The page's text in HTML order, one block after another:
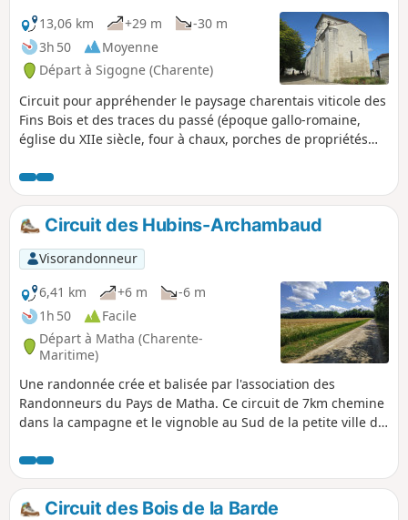
13,06 km
+29 m
-30 m
3h 50
Moyenne
Départ à Sigogne (Charente)
Circuit pour appréhender le paysage charentais viticole des
Fins Bois et des traces du passé (époque gallo-romaine,
église du XIIe siècle, four à chaux, porches de propriétés
Circuit des Hubins-Archambaud
Visorandonneur
6,41 km
+6 m
-6 m
1h 50
Facile
Départ à Matha (Charente-
Maritime)
Une randonnée crée et balisée par l'association des
Randonneurs du Pays de Matha. Ce circuit de 7km chemine
dans la campagne et le vignoble au Sud de la petite ville de
Circuit des Bois de la Barde